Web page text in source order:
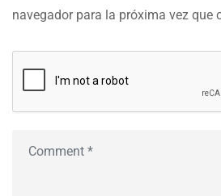
navegador para la próxima vez que